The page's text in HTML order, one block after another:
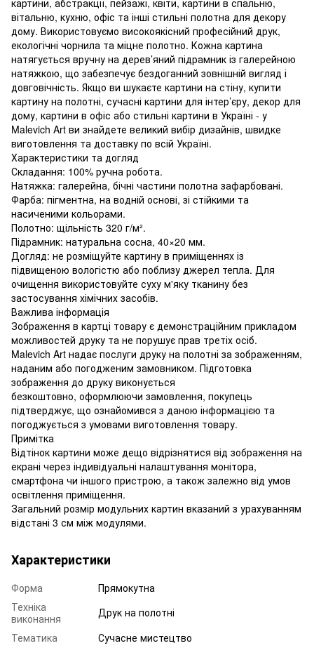
вітальню, кухню, офіс та інші стильні полотна для декору
дому. Використовуємо високоякісний професійний друк,
екологічні чорнила та міцне полотно. Кожна картина
натягується вручну на дерев’яний підрамник із галерейною
натяжкою, що забезпечує бездоганний зовнішній вигляд і
довговічність. Якщо ви шукаєте картини на стіну, купити
картину на полотні, сучасні картини для інтер’єру, декор для
дому, картини в офіс або стильні картини в Україні - у
Malevich Art ви знайдете великий вибір дизайнів, швидке
виготовлення та доставку по всій Україні.
Характеристики та догляд
Складання: 100% ручна робота.
Натяжка: галерейна, бічні частини полотна зафарбовані.
Фарба: пігментна, на водній основі, зі стійкими та
насиченими кольорами.
Полотно: щільність 320 г/м².
Підрамник: натуральна сосна, 40×20 мм.
Догляд: не розміщуйте картину в приміщеннях із
підвищеною вологістю або поблизу джерел тепла. Для
очищення використовуйте суху м'яку тканину без
застосування хімічних засобів.
Важлива інформація
Зображення в картці товару є демонстраційним прикладом
можливостей друку та не порушує прав третіх осіб.
Malevich Art надає послуги друку на полотні за зображенням,
наданим або погодженим замовником. Підготовка
зображення до друку виконується
безкоштовно, оформлюючи замовлення, покупець
підтверджує, що ознайомився з даною інформацією та
погоджується з умовами виготовлення товару.
Примітка
Відтінок картини може дещо відрізнятися від зображення на
екрані через індивідуальні налаштування монітора,
смартфона чи іншого пристрою, а також залежно від умов
освітлення приміщення.
Загальний розмір модульних картин вказаний з урахуванням
відстані 3 см між модулями.
Характеристики
Форма
Прямокутна
Техніка
виконання
Друк на полотні
Тематика
Сучасне мистецтво